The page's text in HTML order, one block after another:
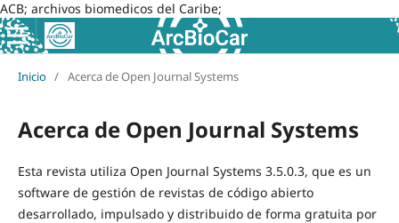
ACB; archivos biomedicos del Caribe;
Inicio / Acerca de Open Journal Systems
Acerca de Open Journal Systems
Esta revista utiliza Open Journal Systems 3.5.0.3, que es un
software de gestión de revistas de código abierto
desarrollado, impulsado y distribuido de forma gratuita por